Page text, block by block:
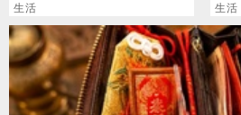
防豪大雨
生活
老公
生活